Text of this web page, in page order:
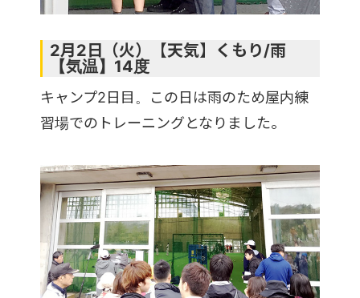
2月2日（火）【天気】くもり/雨
【気温】14度
キャンプ2日目。この日は雨のため屋内練
習場でのトレーニングとなりました。